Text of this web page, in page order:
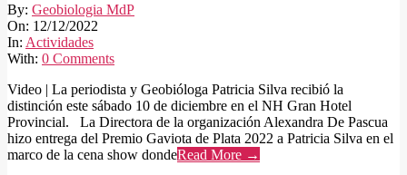
2022-
12-
12
By: Geobiologia MdP
On: 12/12/2022
In: Actividades
With: 0 Comments
Video | La periodista y Geobióloga Patricia Silva recibió la
distinción este sábado 10 de diciembre en el NH Gran Hotel
Provincial. La Directora de la organización Alexandra De Pascua
hizo entrega del Premio Gaviota de Plata 2022 a Patricia Silva en el
marco de la cena show dondeRead More →